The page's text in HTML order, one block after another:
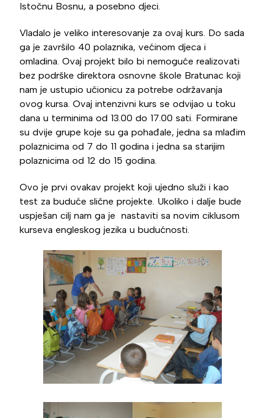
Istočnu Bosnu, a posebno djeci.
Vladalo je veliko interesovanje za ovaj kurs. Do sada
ga je završilo 40 polaznika, većinom djeca i
omladina. Ovaj projekt bilo bi nemoguće realizovati
bez podrške direktora osnovne škole Bratunac koji
nam je ustupio učionicu za potrebe održavanja
ovog kursa. Ovaj intenzivni kurs se odvijao u toku
dana u terminima od 13.00 do 17.00 sati. Formirane
su dvije grupe koje su ga pohađale, jedna sa mlađim
polaznicima od 7 do 11 godina i jedna sa starijim
polaznicima od 12 do 15 godina.
Ovo je prvi ovakav projekt koji ujedno služi i kao
test za buduće slične projekte. Ukoliko i dalje bude
uspješan cilj nam ga je nastaviti sa novim ciklusom
kurseva engleskog jezika u budućnosti.